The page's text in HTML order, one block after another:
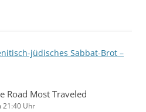
jüdisches Sabbat-Brot –
Road Most Traveled
21:40 Uhr